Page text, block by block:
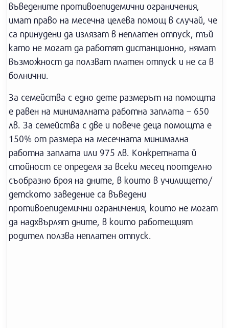
въведените противоепидемични ограничения,
имат право на месечна целева помощ в случай, че
са принудени да излязат в неплатен отпуск, тъй
като не могат да работят дистанционно, нямат
възможност да ползват платен отпуск и не са в
болнични.
За семейства с едно дете размерът на помощта
е равен на минималната работна заплата – 650
лв. За семейства с две и повече деца помощта е
150% от размера на месечната минимална
работна заплата или 975 лв. Конкретната й
стойност се определя за всеки месец поотделно
съобразно броя на дните, в които в училището/
детското заведение са въведени
противоепидемични ограничения, които не могат
да надхвърлят дните, в които работещият
родител ползва неплатен отпуск.